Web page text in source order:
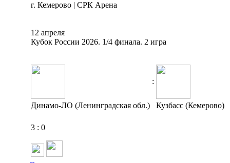
г. Кемерово | СРК Арена
12 апреля
Кубок России 2026. 1/4 финала. 2 игра
:
Динамо-ЛО (Ленинградская обл.) Кузбасс (Кемерово)
3 : 0